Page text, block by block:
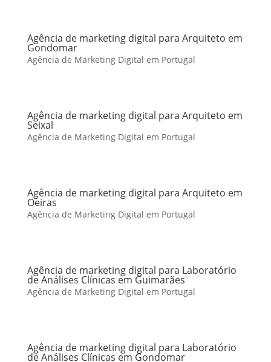
Agência de marketing digital para Arquiteto em
Gondomar
Agência de Marketing Digital em Portugal
Agência de marketing digital para Arquiteto em
Seixal
Agência de Marketing Digital em Portugal
Agência de marketing digital para Arquiteto em
Oeiras
Agência de Marketing Digital em Portugal
Agência de marketing digital para Laboratório
de Análises Clínicas em Guimarães
Agência de Marketing Digital em Portugal
Agência de marketing digital para Laboratório
de Análises Clínicas em Gondomar